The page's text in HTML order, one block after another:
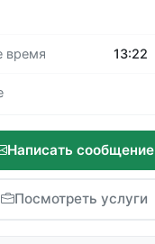
время 13:22
Написать сообщение
Посмотреть услуги